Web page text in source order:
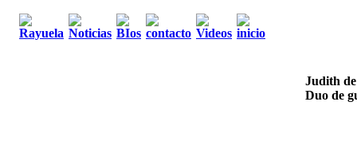
Judith
Duo de